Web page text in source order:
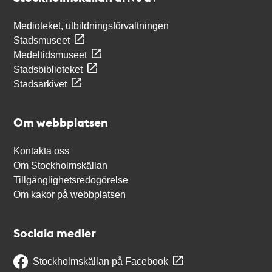
Medioteket, utbildningsförvaltningen
Stadsmuseet
Medeltidsmuseet
Stadsbiblioteket
Stadsarkivet
Om webbplatsen
Kontakta oss
Om Stockholmskällan
Tillgänglighetsredogörelse
Om kakor på webbplatsen
Sociala medier
Stockholmskällan på Facebook